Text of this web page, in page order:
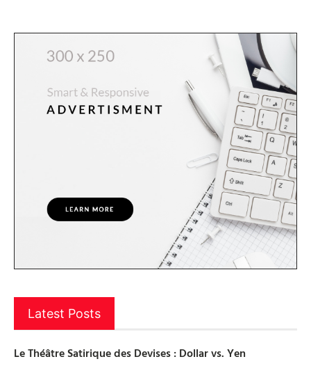
Latest Posts
Le Théâtre Satirique des Devises : Dollar vs. Yen